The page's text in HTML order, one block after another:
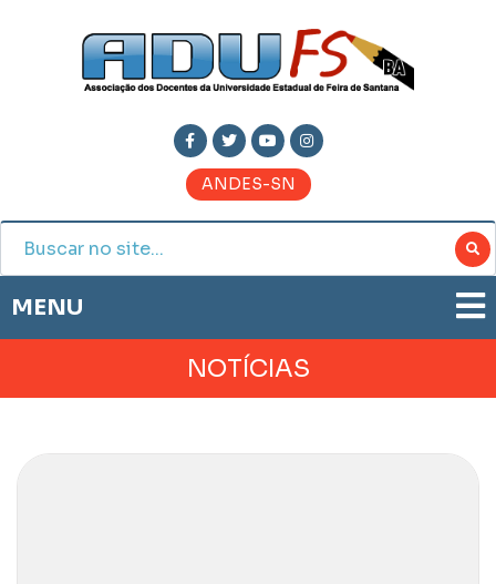
ANDES-SN
MENU
HISTÓRIA
PRESTAÇÃO DE CONTAS
JORNAL ADUFS
NOTÍCIAS